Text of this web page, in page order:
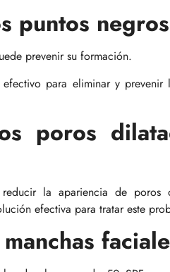
puntos
prevenir su formación.
para eliminar y
poros
la apariencia de poros
efectiva para tratar este